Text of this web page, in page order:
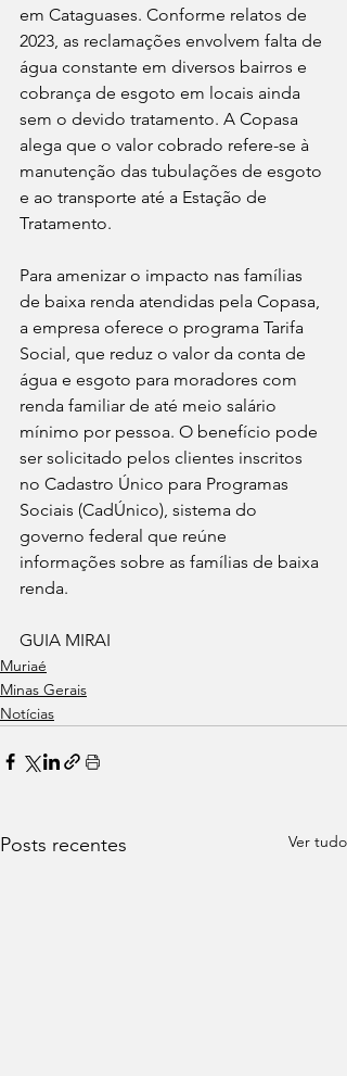
em Cataguases. Conforme relatos de
2023, as reclamações envolvem falta de
água constante em diversos bairros e
cobrança de esgoto em locais ainda
sem o devido tratamento. A Copasa
alega que o valor cobrado refere-se à
manutenção das tubulações de esgoto
e ao transporte até a Estação de
Tratamento.
Para amenizar o impacto nas famílias
de baixa renda atendidas pela Copasa,
a empresa oferece o programa Tarifa
Social, que reduz o valor da conta de
água e esgoto para moradores com
renda familiar de até meio salário
mínimo por pessoa. O benefício pode
ser solicitado pelos clientes inscritos
no Cadastro Único para Programas
Sociais (CadÚnico), sistema do
governo federal que reúne
informações sobre as famílias de baixa
renda.
GUIA MIRAI
Muriaé
Minas Gerais
Notícias
Posts recentes Ver tudo